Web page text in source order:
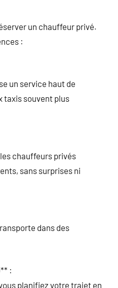
un chauffeur privé.
:
un service haut de
taxis souvent plus
chauffeurs privés
sans surprises ni
dans des
:
planifiez votre trajet en